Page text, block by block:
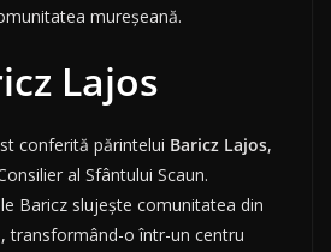
mureșeană.
Lajos
conferită părintelui Baricz Lajos,
al Sfântului Scaun.
Baricz slujește comunitatea din
transformând-o într-un centru